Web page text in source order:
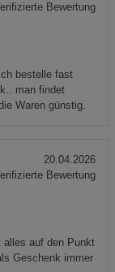
bestelle fast
man findet
Waren günstig.
Bewertung
alles auf den Punkt
Geschenk immer
20.04.2026
Bewertung